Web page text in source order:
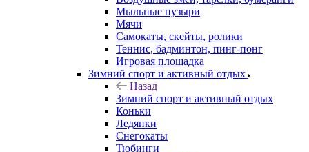
Мыльные пузыри
Мячи
Самокаты, скейты, ролики
Теннис, бадминтон, пинг-понг
Игровая площадка
Зимний спорт и активный отдых
Назад
Зимний спорт и активный отдых
Коньки
Ледянки
Снегокаты
Тюбинги